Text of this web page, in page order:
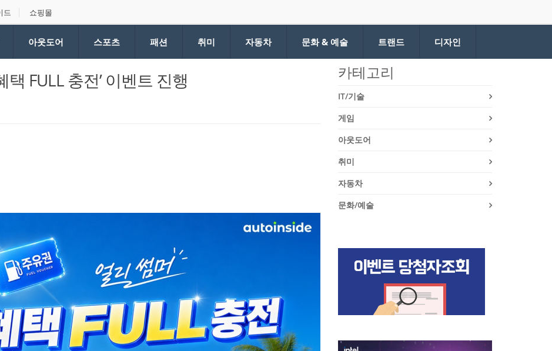
드 쇼핑몰
아웃도어 스포츠 패션 취미 자동차 문화 & 예술 트랜드 디자인
FULL 충전’ 이벤트 진행 카테고리
IT/기술
게임
아웃도어
취미
자동차
문화/예술